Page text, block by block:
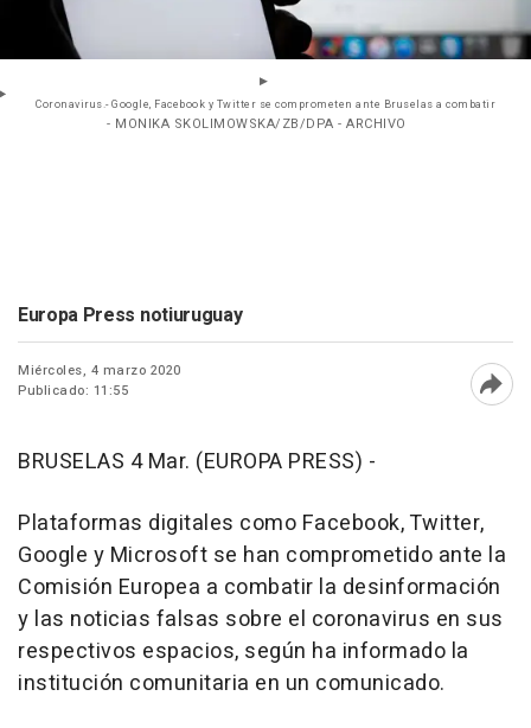
Coronavirus.- Google, Facebook y Twitter se comprometen ante Bruselas a combatir
- MONIKA SKOLIMOWSKA/ZB/DPA - ARCHIVO
Europa Press notiuruguay
Miércoles, 4 marzo 2020
Publicado: 11:55
BRUSELAS 4 Mar. (EUROPA PRESS) -
Plataformas digitales como Facebook, Twitter,
Google y Microsoft se han comprometido ante la
Comisión Europea a combatir la desinformación
y las noticias falsas sobre el coronavirus en sus
respectivos espacios, según ha informado la
institución comunitaria en un comunicado.